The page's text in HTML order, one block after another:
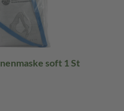
soft 1 St